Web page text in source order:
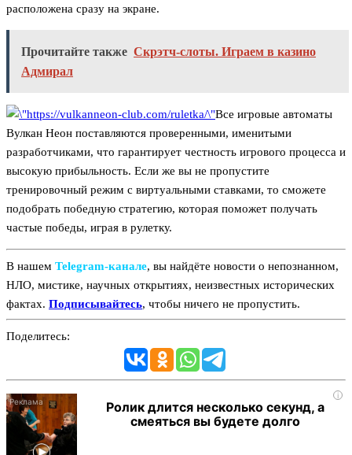
расположена сразу на экране.
Прочитайте также Скрэтч-слоты. Играем в казино
Адмирал
Все игровые автоматы
Вулкан Неон поставляются проверенными, именитыми
разработчиками, что гарантирует честность игрового процесса и
высокую прибыльность. Если же вы не пропустите
тренировочный режим с виртуальными ставками, то сможете
подобрать победную стратегию, которая поможет получать
частые победы, играя в рулетку.
В нашем Telegram‑канале, вы найдёте новости о непознанном,
НЛО, мистике, научных открытиях, неизвестных исторических
фактах. Подписывайтесь, чтобы ничего не пропустить.
Поделитесь:
i
Ролик длится несколько секунд, а
смеяться вы будете долго